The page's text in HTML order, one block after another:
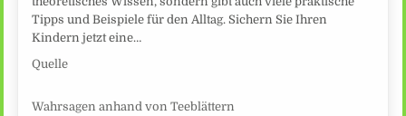
Tipps und Beispiele für den Alltag. Sichern Sie Ihren
Kindern jetzt eine…
Quelle
Wahrsagen anhand von Teeblättern